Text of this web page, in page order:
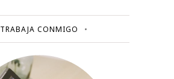
TRABAJA CONMIGO